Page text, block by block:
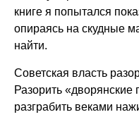
книге я попытался
опираясь на скудные
найти.
Советская власть
Разорить «дворянские
разграбить веками